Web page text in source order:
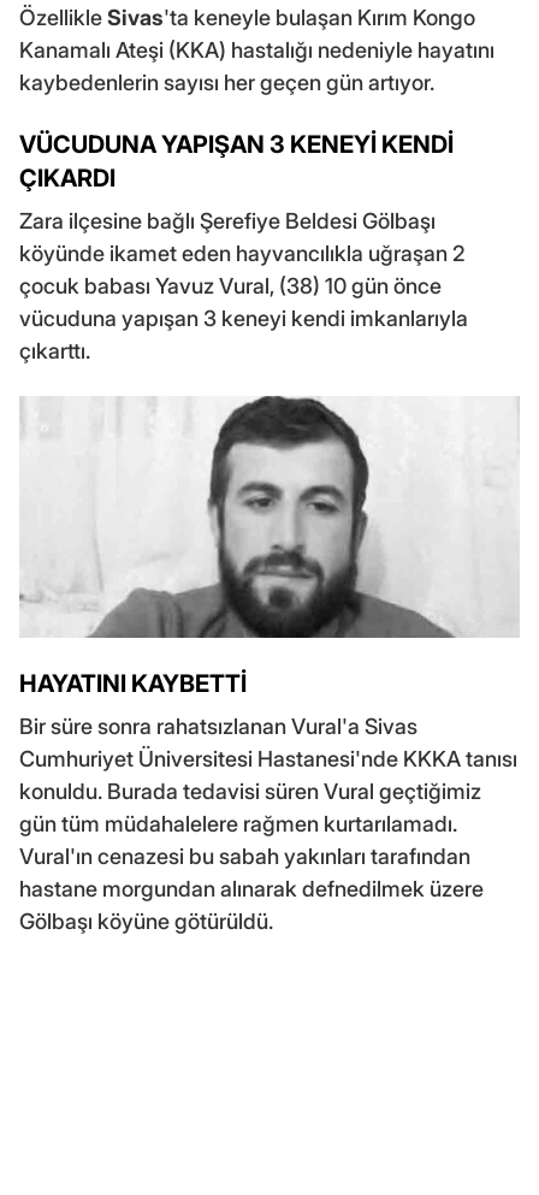
ÖzellikleSivas'ta keneyle bulaşan Kırım Kongo
Kanamalı Ateşi (KKA) hastalığı nedeniyle hayatını
kaybedenlerin sayısı her geçen gün artıyor.
VÜCUDUNA YAPIŞAN 3 KENEYİ KENDİ
ÇIKARDI
Zara ilçesine bağlı Şerefiye Beldesi Gölbaşı
köyünde ikamet eden hayvancılıkla uğraşan 2
çocuk babası Yavuz Vural, (38) 10 gün önce
vücuduna yapışan 3 keneyi kendi imkanlarıyla
çıkarttı.
HAYATINI KAYBETTİ
Bir süre sonra rahatsızlanan Vural'a Sivas
Cumhuriyet Üniversitesi Hastanesi'nde KKKA tanısı
konuldu. Burada tedavisi süren Vural geçtiğimiz
gün tüm müdahalelere rağmen kurtarılamadı.
Vural'ın cenazesi bu sabah yakınları tarafından
hastane morgundan alınarak defnedilmek üzere
Gölbaşı köyüne götürüldü.